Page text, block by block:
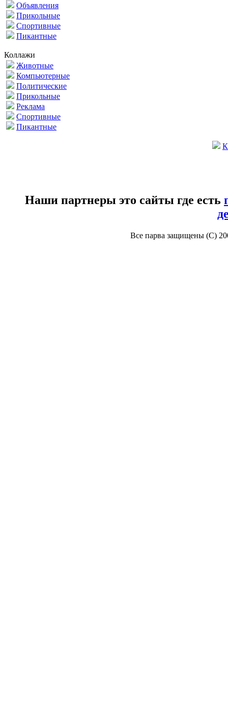
Объявления
Прикольные
Спортивные
Пикантные
Коллажи
Животные
Компьютерные
Политические
Прикольные
Реклама
Спортивные
Пикантные
Наши партнеры это сайты где есть
Все парва защищены (С)